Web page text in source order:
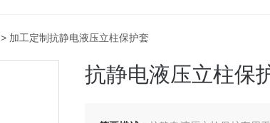
> 加工定制抗静电液压立柱保护套
抗静电液压立柱保